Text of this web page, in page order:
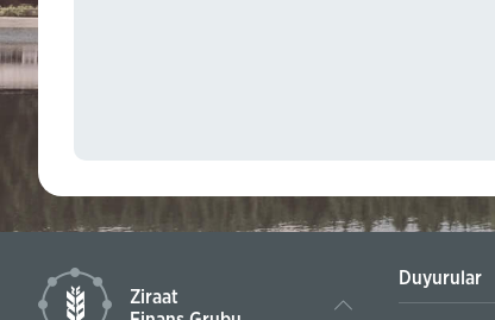
Ziraat
Duyurular